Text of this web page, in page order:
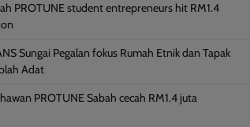
PROTUNE student entrepreneurs hit RM1.4
Sungai Pegalan fokus Rumah Etnik dan Tapak
Adat
PROTUNE Sabah cecah RM1.4 juta